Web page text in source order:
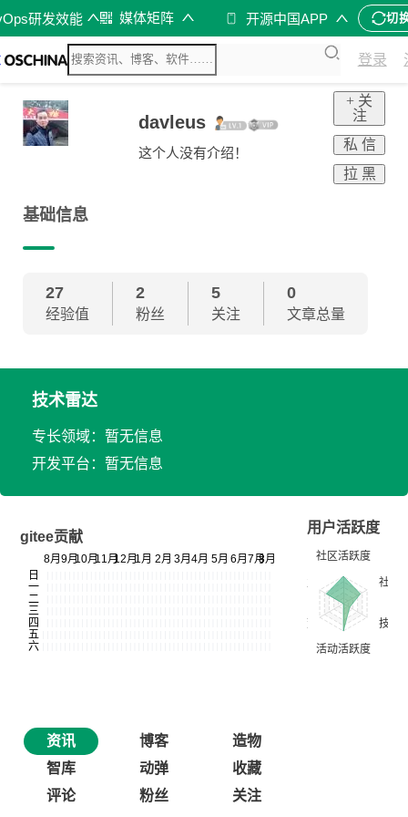
研发效能 媒体矩阵 开源中国APP 切
登录
davleus
这个人没有介绍！
+ 关
注
私 信
拉 黑
基础信息
27
经验值
2
粉丝
5
关注
0
文章总量
技术雷达
专长领域：暂无信息
开发平台：暂无信息
gitee贡献
用户活跃度
资讯 博客
造物
智库
动弹
收藏
评论
粉丝 关注